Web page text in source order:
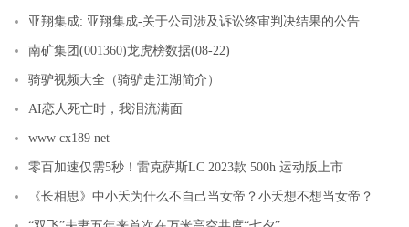
亚翔集成: 亚翔集成-关于公司涉及诉讼终审判决结果的公告
南矿集团(001360)龙虎榜数据(08-22)
骑驴视频大全（骑驴走江湖简介）
AI恋人死亡时，我泪流满面
www cx189 net
零百加速仅需5秒！雷克萨斯LC 2023款 500h 运动版上市
《长相思》中小夭为什么不自己当女帝？小夭想不想当女帝？